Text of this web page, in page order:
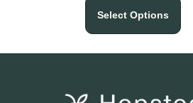
Select Options